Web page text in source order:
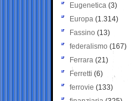
Eugenetica (3)
Europa (1.314)
Fassino (13)
federalismo (167)
Ferrara (21)
Ferretti (6)
ferrovie (133)